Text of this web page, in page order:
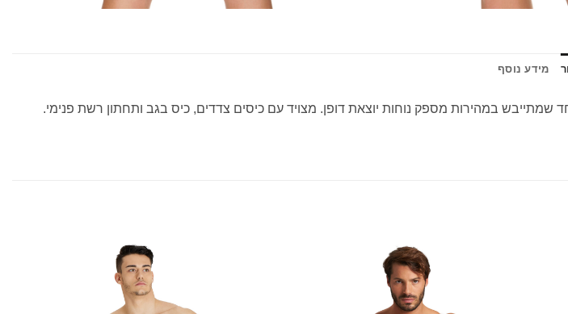
מידע נוסף
במהירות מספק נוחות יוצאת דופן. מצויד עם כיסים צדדים, כיס בגב ותחתון רשת פנימי.